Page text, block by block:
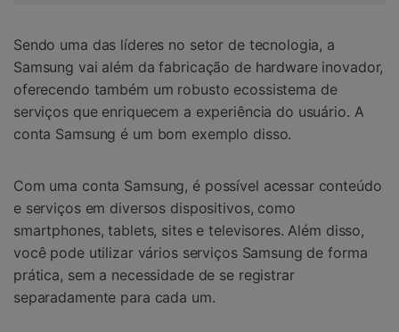
Sendo uma das líderes no setor de tecnologia, a
Samsung vai além da fabricação de hardware inovador,
oferecendo também um robusto ecossistema de
serviços que enriquecem a experiência do usuário. A
conta Samsung é um bom exemplo disso.
Com uma conta Samsung, é possível acessar conteúdo
e serviços em diversos dispositivos, como
smartphones, tablets, sites e televisores. Além disso,
você pode utilizar vários serviços Samsung de forma
prática, sem a necessidade de se registrar
separadamente para cada um.